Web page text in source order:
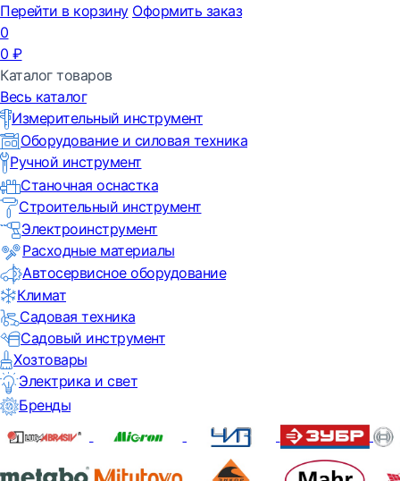
Перейти в корзину Оформить заказ
0
0 ₽
Каталог товаров
Весь каталог
Измерительный инструмент
Оборудование и силовая техника
Ручной инструмент
Станочная оснастка
Строительный инструмент
Электроинструмент
Расходные материалы
Автосервисное оборудование
Климат
Садовая техника
Садовый инструмент
Хозтовары
Электрика и свет
Бренды